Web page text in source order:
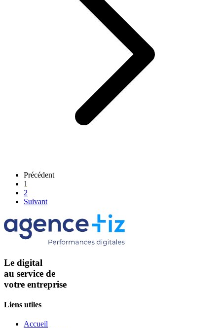
Précédent
1
2
Suivant
Le digital
au service de
votre entreprise
Liens utiles
Accueil